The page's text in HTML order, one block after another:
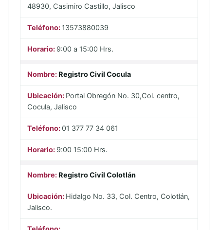
48930, Casimiro Castillo, Jalisco
13573880039
9:00 a 15:00 Hrs.
Registro Civil Cocula
Portal Obregón No. 30,Col. centro,
Cocula, Jalisco
01 377 77 34 061
9:00 15:00 Hrs.
Registro Civil Colotlán
Hidalgo No. 33, Col. Centro, Colotlán,
Jalisco.